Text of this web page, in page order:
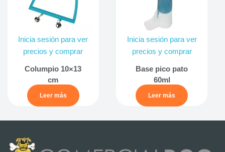
Inicia sesión para ver
precios y comprar
Columpio 10×13
cm
Leer más
Inicia sesión para ver
precios y comprar
Base pico pato
60ml
Leer más